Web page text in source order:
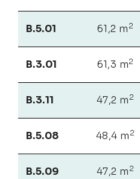
B.5.01 61,2 m 2
B.3.01 61,3 m2
B.3.11 47,2 m 2
B.5.08 48,4 m 2
B.5.09 47,2 m 2